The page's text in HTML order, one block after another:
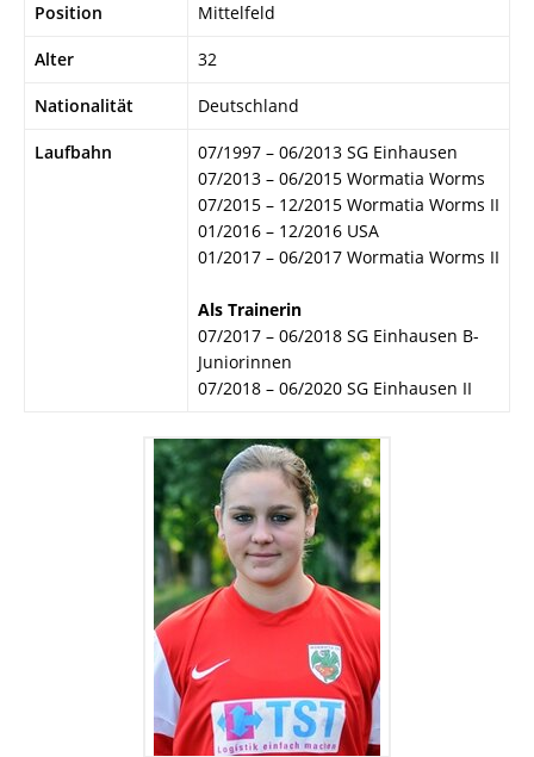
Position Mittelfeld
Alter 32
Nationalität Deutschland
Laufbahn
07/1997 – 06/2013 SG Einhausen
07/2013 – 06/2015 Wormatia Worms
07/2015 – 12/2015 Wormatia Worms II
01/2016 – 12/2016 USA
01/2017 – 06/2017 Wormatia Worms II
Als Trainerin
07/2017 – 06/2018 SG Einhausen B-
Juniorinnen
07/2018 – 06/2020 SG Einhausen II